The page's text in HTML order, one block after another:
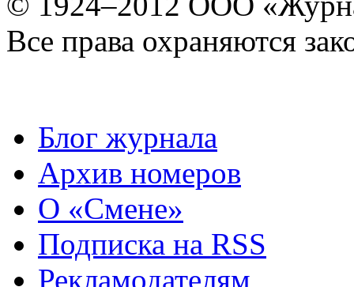
Все права охраняются
Блог журнала
Архив номеров
О «Смене»
Подписка на RSS
Рекламодателям